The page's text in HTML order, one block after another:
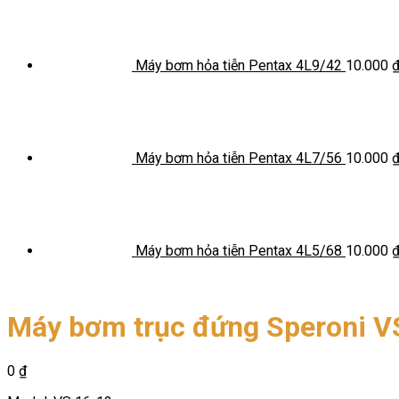
Máy bơm hỏa tiễn Pentax 4L9/42 10.000 ₫
Máy bơm hỏa tiễn Pentax 4L7/56 10.000 ₫
Máy bơm hỏa tiễn Pentax 4L5/68 10.000 ₫
Máy bơm trục đứng Speroni
0 ₫